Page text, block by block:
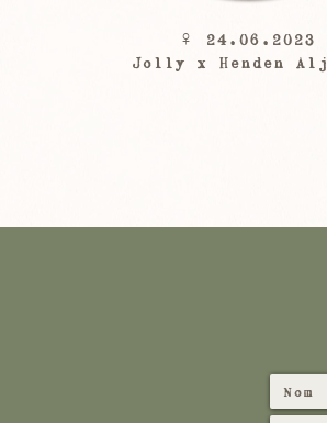
♀ 24.06.2023
Jolly x Henden